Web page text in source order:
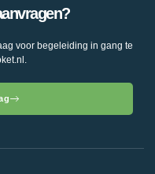
voor begeleiding in gang te